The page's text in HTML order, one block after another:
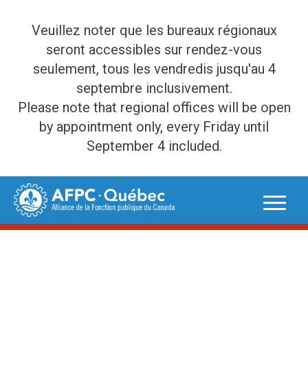
Veuillez noter que les bureaux régionaux
seront accessibles sur rendez-vous
seulement, tous les vendredis jusqu'au 4
septembre inclusivement.
Please note that regional offices will be open
by appointment only, every Friday until
September 4 included.
Skip
content